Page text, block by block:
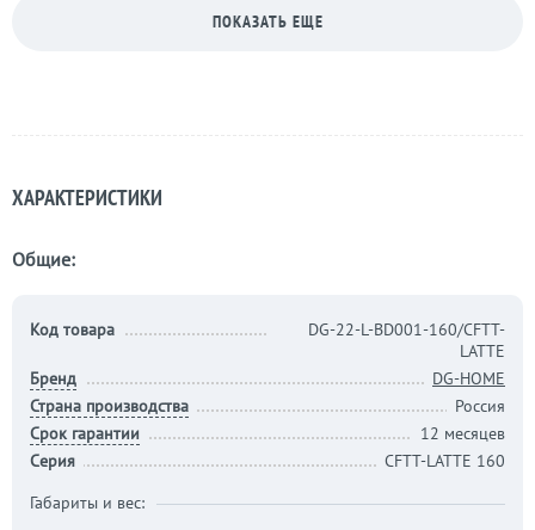
ХАРАКТЕРИСТИКИ
Общие:
Код товара
DG-22-L-BD001-160/CFTT-
LATTE
Бренд
DG-HOME
Страна производства
Россия
Срок гарантии
12 месяцев
Серия
CFTT-LATTE 160
Габариты и вес:
ПОКАЗАТЬ ЕЩЕ